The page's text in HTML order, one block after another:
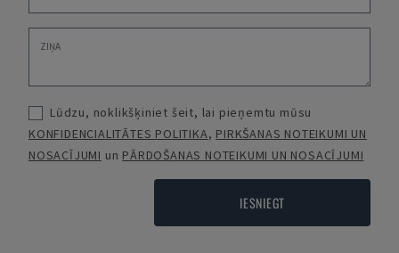
Lūdzu, noklikšķiniet šeit, lai pieņemtu mūsu
KONFIDENCIALITĀTES POLITIKA, PIRKŠANAS NOTEIKUMI UN
NOSACĪJUMI un PĀRDOŠANAS NOTEIKUMI UN NOSACĪJUMI
IESNIEGT